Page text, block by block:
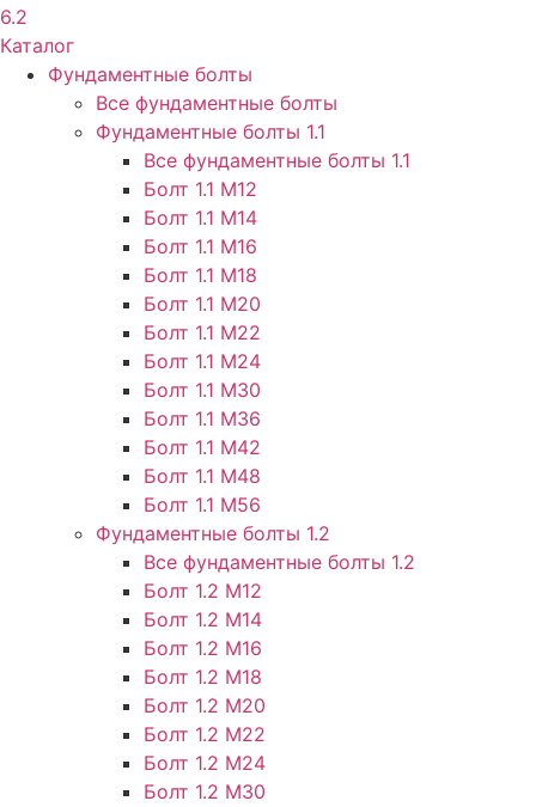
6.2
Каталог
Фундаментные болты
Все фундаментные болты
Фундаментные болты 1.1
Все фундаментные болты 1.1
Болт 1.1 М12
Болт 1.1 М14
Болт 1.1 М16
Болт 1.1 М18
Болт 1.1 М20
Болт 1.1 М22
Болт 1.1 М24
Болт 1.1 М30
Болт 1.1 М36
Болт 1.1 М42
Болт 1.1 М48
Болт 1.1 М56
Фундаментные болты 1.2
Все фундаментные болты 1.2
Болт 1.2 М12
Болт 1.2 М14
Болт 1.2 М16
Болт 1.2 М18
Болт 1.2 М20
Болт 1.2 М22
Болт 1.2 М24
Болт 1.2 М30